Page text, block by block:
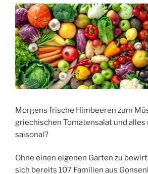
Morgens frische Himbeeren zum
griechischen Tomatensalat und alles
saisonal?
Ohne einen eigenen Garten zu
sich bereits 107 Familien aus